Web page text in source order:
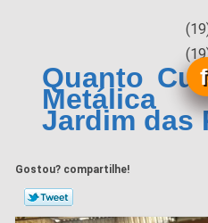
Quanto
Jardim das
Gostou? compartilhe!